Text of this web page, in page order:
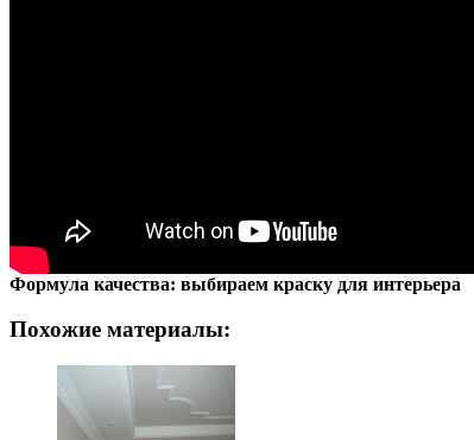
Формула качества: выбираем краску для интерьера
Похожие материалы: